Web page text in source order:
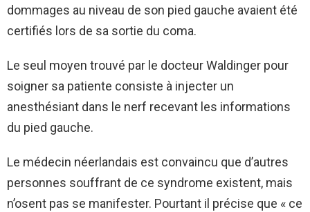
dommages au niveau de son pied gauche avaient été
certifiés lors de sa sortie du coma.
Le seul moyen trouvé par le docteur Waldinger pour
soigner sa patiente consiste à injecter un
anesthésiant dans le nerf recevant les informations
du pied gauche.
Le médecin néerlandais est convaincu que d’autres
personnes souffrant de ce syndrome existent, mais
n’osent pas se manifester. Pourtant il précise que « ce